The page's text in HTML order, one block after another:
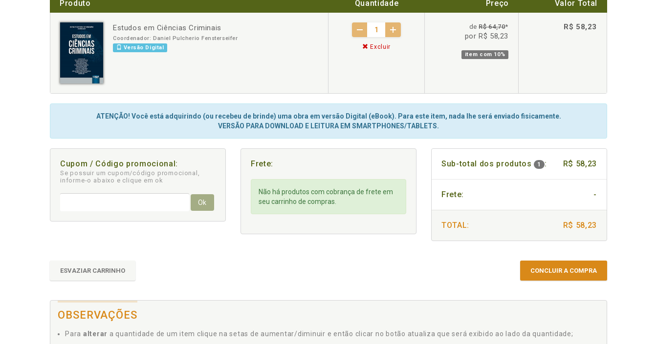
Produto Quantidade Preço Valor Total
Estudos em Ciências Criminais
Coordenador: Daniel Pulcherio Fensterseifer
Versão Digital
- +
Excluir
deR$ 64,70*
por R$ 58,23
item com 10%
R$ 58,23
ATENÇÃO! Você está adquirindo (ou recebeu de brinde) uma obra em versão Digital (eBook). Para este item, nada lhe será enviado fisicamente.
VERSÃO PARA DOWNLOAD E LEITURA EM SMARTPHONES/TABLETS.
Cupom / Código promocional:
Se possuir um cupom/código promocional,
informe-o abaixo e clique em ok
Ok
Frete:
Não há produtos com cobrança de frete em
seu carrinho de compras.
Sub-total dos produtos 1 : R$ 58,23
Frete: -
TOTAL: R$ 58,23
ESVAZIAR CARRINHO CONCLUIR A COMPRA
OBSERVAÇÕES
Para alterar a quantidade de um item clique na setas de aumentar/diminuir e então clicar no botão atualiza que será exibido ao lado da quantidade;